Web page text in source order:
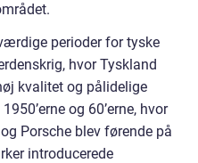
perioder for tyske
hvor Tyskland
kvalitet og pålidelige
og 60’erne, hvor
Porsche blev førende på
introducerede